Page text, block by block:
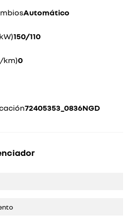
automático
150/110
km)0
72405353_0836NGD